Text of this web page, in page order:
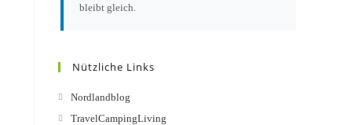
bleibt gleich.
Nützliche Links
Nordlandblog
TravelCampingLiving